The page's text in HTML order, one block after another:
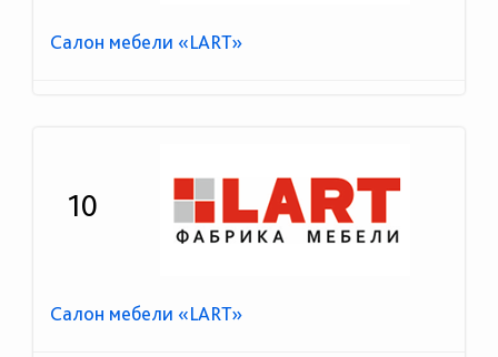
Салон мебели «LART»
10
Салон мебели «LART»